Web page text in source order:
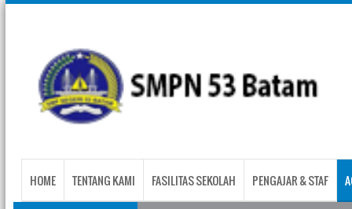
HOME TENTANG KAMI FASILITAS SEKOLAH PENGAJAR & STAF